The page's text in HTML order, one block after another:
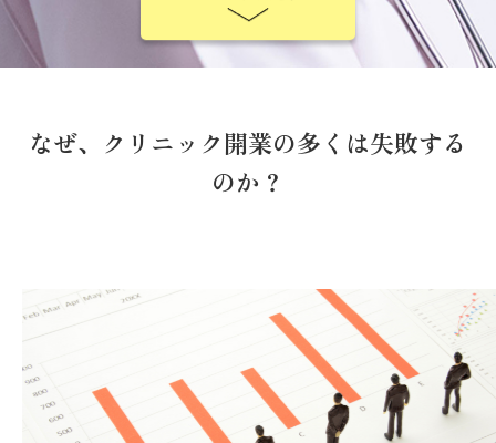
なぜ、クリニック開業の多くは失敗する
のか？